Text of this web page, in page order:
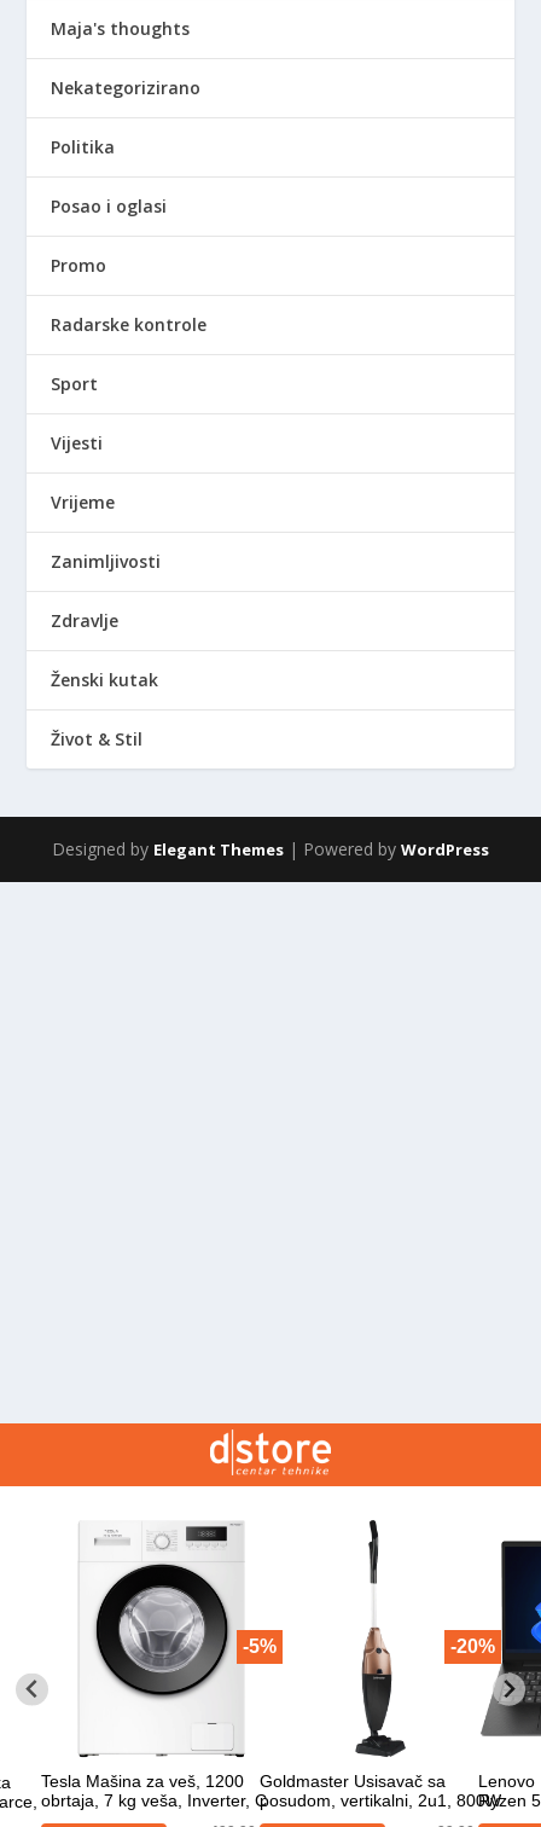
Maja's thoughts
Nekategorizirano
Politika
Posao i oglasi
Promo
Radarske kontrole
Sport
Vijesti
Vrijeme
Zanimljivosti
Zdravlje
Ženski kutak
Život & Stil
Designed by Elegant Themes | Powered by WordPress